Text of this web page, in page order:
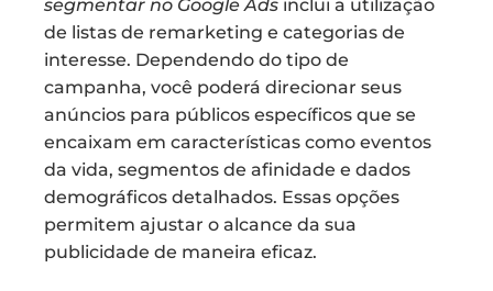
segmentar no Google Ads inclui a utilização
de listas de remarketing e categorias de
interesse. Dependendo do tipo de
campanha, você poderá direcionar seus
anúncios para públicos específicos que se
encaixam em características como eventos
da vida, segmentos de afinidade e dados
demográficos detalhados. Essas opções
permitem ajustar o alcance da sua
publicidade de maneira eficaz.